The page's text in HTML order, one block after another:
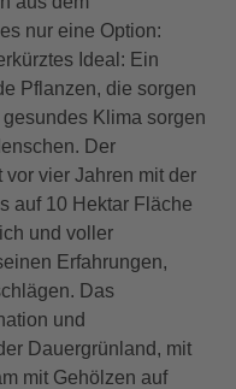
nur eine Option:
Ideal: Ein
Pflanzen, die sorgen
Klima sorgen
Der
vor vier Jahren mit der
auf 10 Hektar Fläche
und voller
Erfahrungen,
Das
und
Dauergrünland, mit
mit Gehölzen auf